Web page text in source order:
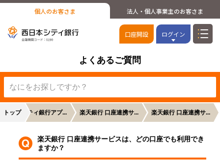
個人のお客さま 法人・個人事業主のお客さま
口座開設 ログイン
よくあるご質問
トップ
西日本シティ銀行アプ... 楽天銀行 口座連携サ... 楽天銀行 口座連携サ...
楽天銀行 口座連携サービスは、どの口座でも利用でき
ますか？